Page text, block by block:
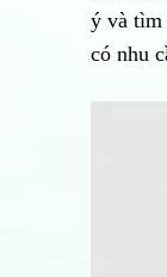
ý và tìm
có nhu